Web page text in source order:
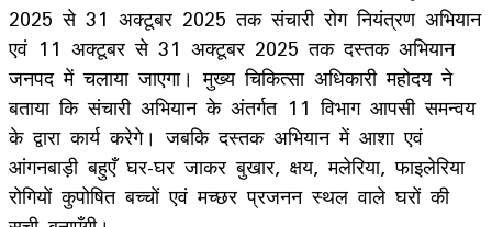
2025 से 31 अक्टूबर 2025 तक संचारी रोग नियंत्रण अभियान
एवं 11 अक्टूबर से 31 अक्टूबर 2025 तक दस्तक अभियान
जनपद में चलाया जाएगा। मुख्य चिकित्सा अधिकारी महोदय ने
बताया कि संचारी अभियान के अंतर्गत 11 विभाग आपसी समन्वय
के द्वारा कार्य करेगे। जबकि दस्तक अभियान में आशा एवं
आंगनबाड़ी बहुएँ घर-घर जाकर बुखार, क्षय, मलेरिया, फाइलेरिया
रोगियों कुपोषित बच्चों एवं मच्छर प्रजनन स्थल वाले घरों की